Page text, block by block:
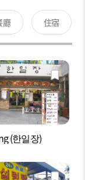
廳 住宿
(한일장)